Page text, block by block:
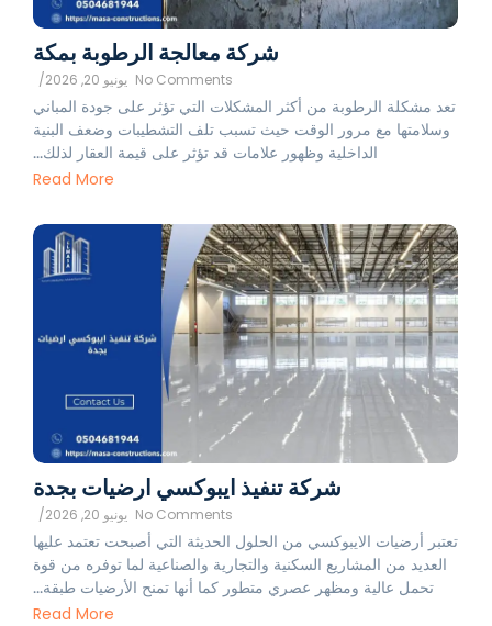
شركة معالجة الرطوبة بمكة
يونيو 20, 2026 / No Comments
تعد مشكلة الرطوبة من أكثر المشكلات التي تؤثر على جودة المباني
وسلامتها مع مرور الوقت حيث تسبب تلف التشطيبات وضعف البنية
الداخلية وظهور علامات قد تؤثر على قيمة العقار لذلك...
Read More
شركة تنفيذ ايبوكسي ارضيات بجدة
يونيو 20, 2026 / No Comments
تعتبر أرضيات الايبوكسي من الحلول الحديثة التي أصبحت تعتمد عليها
العديد من المشاريع السكنية والتجارية والصناعية لما توفره من قوة
تحمل عالية ومظهر عصري متطور كما أنها تمنح الأرضيات طبقة...
Read More